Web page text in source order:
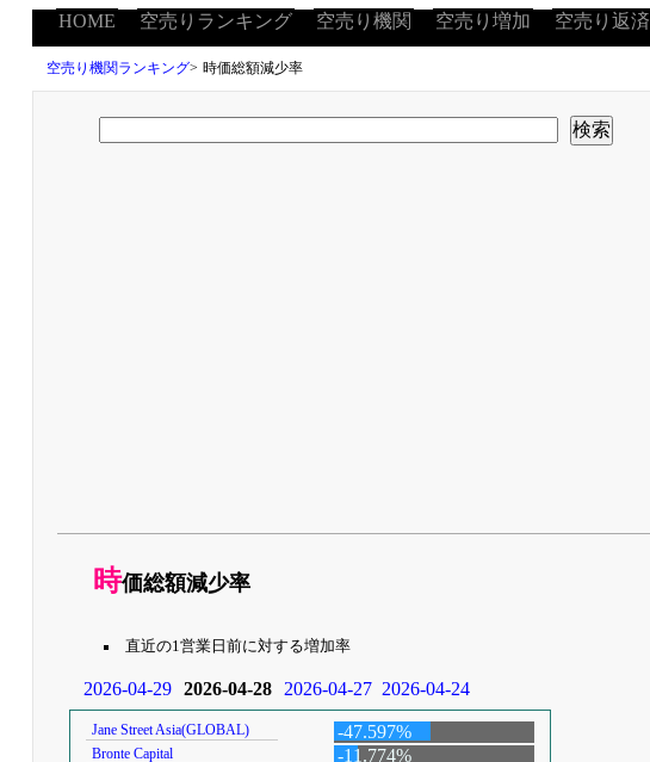
HOME 空売りランキング 空売り機関 空売り増加 空売り返済
空売り機関ランキング> 時価総額減少率
時価総額減少率
直近の1営業日前に対する増加率
2026-04-29 2026-04-28 2026-04-27 2026-04-24
Jane Street Asia(GLOBAL) -47.597%
Bronte Capital -11.774%